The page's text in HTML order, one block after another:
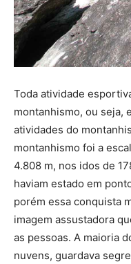
Toda atividade
montanhismo, ou seja,
atividades do
montanhismo foi a
4.808 m, nos idos de
haviam estado em
porém essa conquista
imagem assustadora
as pessoas. A maioria
nuvens, guardava